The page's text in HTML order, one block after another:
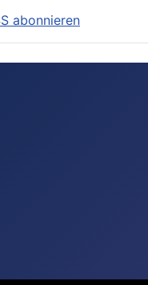
abonnieren